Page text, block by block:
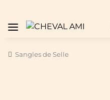
Sangles de Selle